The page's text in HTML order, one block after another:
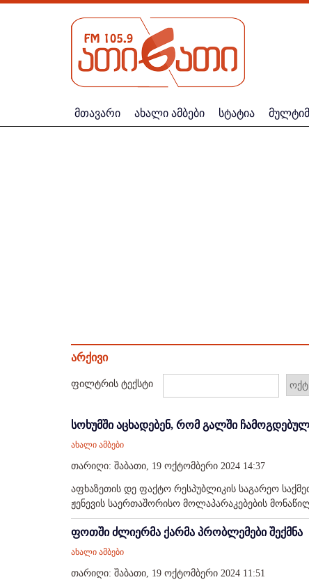
მთავარი ახალი ამბები სტატია
არქივი
ფილტრის ტექსტი
სოხუმში აცხადებენ, რომ გალში ჩამოგდებულ
ახალი ამბები
თარიღი: შაბათი, 19 ოქტომბერი 2024 14:37
აფხაზეთის დე ფაქტო რესპუბლიკის საგარეო
ჟენევის საერთაშორისო მოლაპარაკებების
ფოთში ძლიერმა ქარმა პრობლემები შექმნა
ახალი ამბები
თარიღი: შაბათი, 19 ოქტომბერი 2024 11:51